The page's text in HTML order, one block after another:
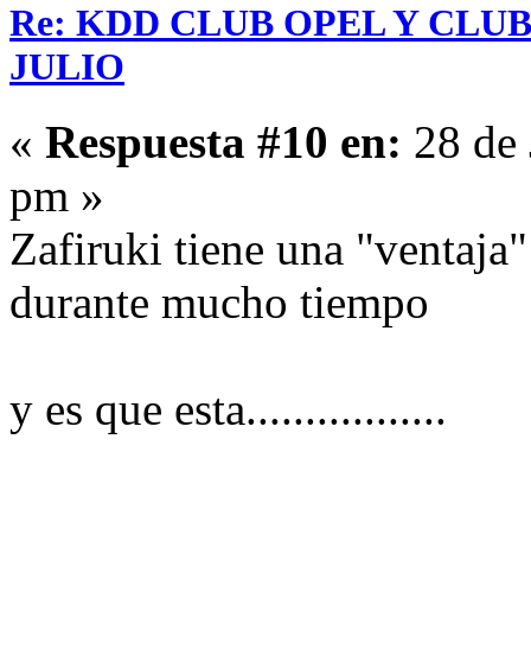
Re: KDD CLUB OPEL Y
JULIO
« Respuesta #10 en: 28
pm »
Zafiruki tiene una "ventaja"
durante mucho tiempo
y es que esta.................